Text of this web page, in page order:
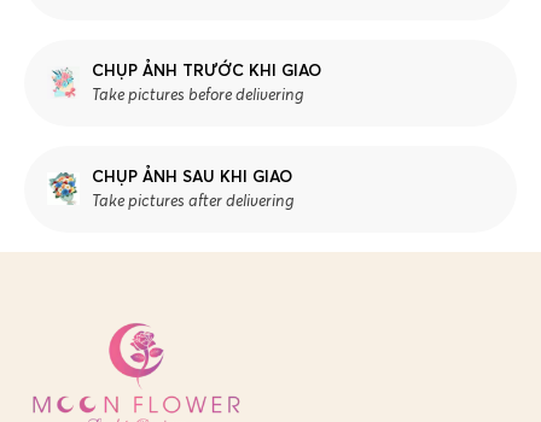
CHỤP ẢNH TRƯỚC KHI GIAO
Take pictures before delivering
CHỤP ẢNH SAU KHI GIAO
Take pictures after delivering